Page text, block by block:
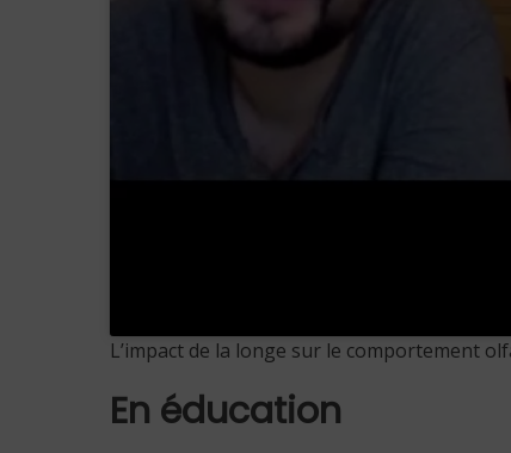
L’impact de la longe sur le comportement
En éducation